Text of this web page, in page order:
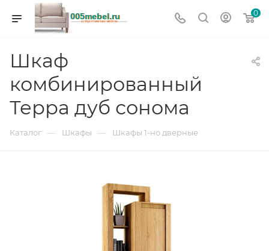
0
Шкаф
комбинированный
Терра дуб сонома
Каталог — Шкафы — Шкафы 1-но дверные